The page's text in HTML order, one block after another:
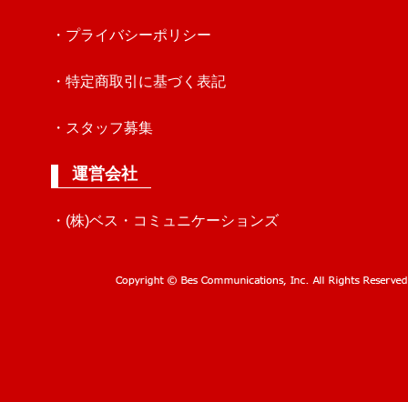
・プライバシーポリシー
・特定商取引に基づく表記
・スタッフ募集
運営会社
・(株)ベス・コミュニケーションズ